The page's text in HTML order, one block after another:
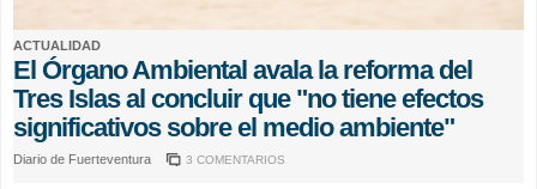
ACTUALIDAD
El Órgano Ambiental avala la reforma del
Tres Islas al concluir que "no tiene efectos
significativos sobre el medio ambiente"
Diario de Fuerteventura 3 COMENTARIOS